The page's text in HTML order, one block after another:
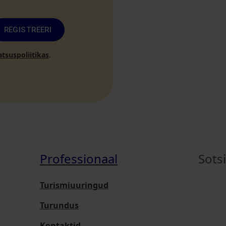
REGISTREERI
.
Professionaal
Turismiuuringud
Turundus